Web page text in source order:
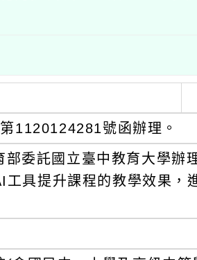
1120124281號函辦理。
委託國立臺中教育大學辦
具提升課程的教學效果，